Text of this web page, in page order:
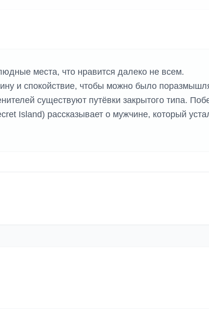
места, что нравится далеко не всем.
и спокойствие, чтобы можно было
существуют путёвки закрытого типа.
Island) рассказывает о мужчине, который